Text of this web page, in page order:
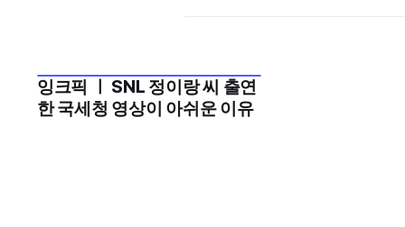
2023년 10월 1주
잉크픽 ㅣ SNL 정이랑 씨 출연
한 국세청 영상이 아쉬운 이유